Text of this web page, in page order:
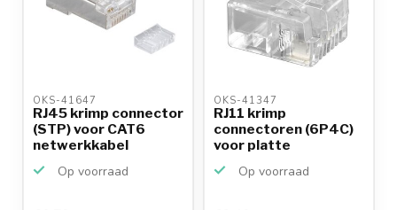
OKS-41647
RJ45 krimp connector
(STP) voor CAT6
netwerkkabel
Op voorraad
OKS-41347
RJ11 krimp
connectoren (6P4C)
voor platte
Op voorraad